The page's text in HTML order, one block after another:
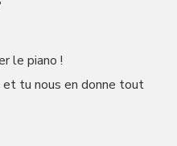
le piano !
tu nous en donne tout